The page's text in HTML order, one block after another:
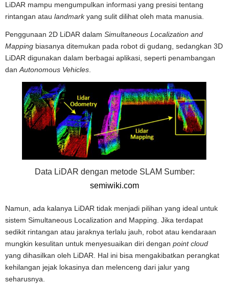
LiDAR mampu mengumpulkan informasi yang presisi tentang
rintangan atau landmarkyang sulit dilihat oleh mata manusia.
Penggunaan 2D LiDAR dalam Simultaneous Localization and
Mapping biasanya ditemukan pada robot di gudang, sedangkan 3D
LiDAR digunakan dalam berbagai aplikasi, seperti penambangan
danAutonomous Vehicles.
Data LiDAR dengan metode SLAM Sumber:
semiwiki.com
Namun, ada kalanya LiDAR tidak menjadi pilihan yang ideal untuk
sistem Simultaneous Localization and Mapping. Jika terdapat
sedikit rintangan atau jaraknya terlalu jauh, robot atau kendaraan
mungkin kesulitan untuk menyesuaikan diri dengan point cloud
yang dihasilkan oleh LiDAR. Hal ini bisa mengakibatkan perangkat
kehilangan jejak lokasinya dan melenceng dari jalur yang
seharusnya.